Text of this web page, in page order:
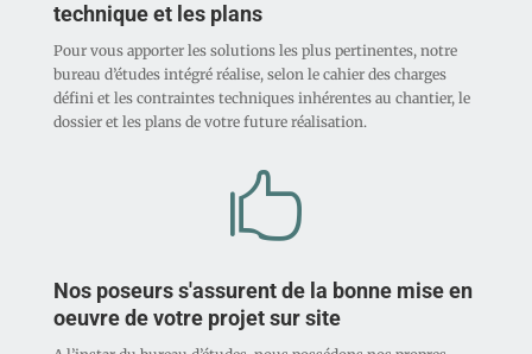
technique et les plans
Pour vous apporter les solutions les plus pertinentes, notre
bureau d’études intégré réalise, selon le cahier des charges
défini et les contraintes techniques inhérentes au chantier, le
dossier et les plans de votre future réalisation.

Nos poseurs s'assurent de la bonne mise en
oeuvre de votre projet sur site